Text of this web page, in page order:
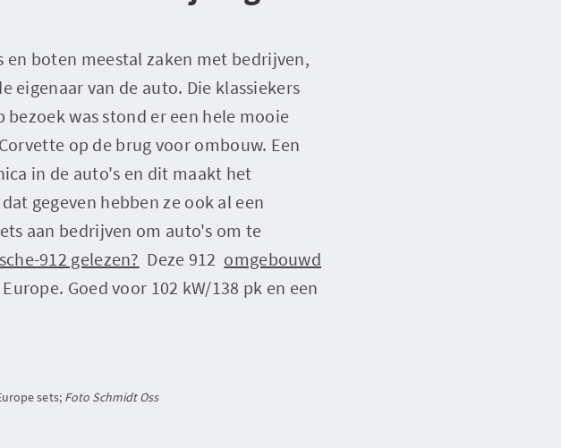
boten meestal zaken met bedrijven,
eigenaar van de auto. Die klassiekers
was stond er een hele mooie
op de brug voor ombouw. Een
in de auto's en dit maakt het
gegeven hebben ze ook al een
aan bedrijven om auto's om te
912 gelezen? Deze 912 omgebouwd
Goed voor 102 kW/138 pk en een
sets; Foto Schmidt Oss